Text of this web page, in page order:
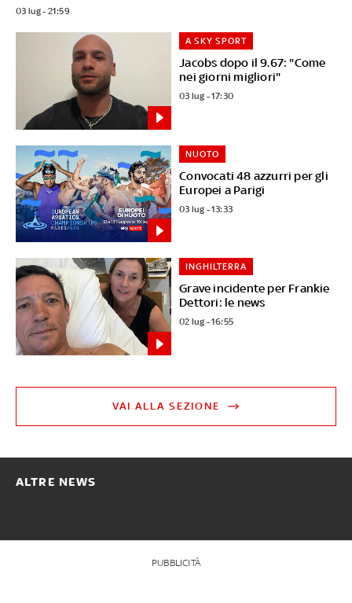
03 lug - 21:59
Jacobs dopo il 9.67: "Come
nei giorni migliori"
A SKY SPORT
03 lug - 17:30
Convocati 48 azzurri per gli
Europei a Parigi
NUOTO
03 lug - 13:33
Grave incidente per Frankie
Dettori: le news
INGHILTERRA
02 lug - 16:55
VAI ALLA SEZIONE
ALTRE NEWS
PUBBLICITÀ